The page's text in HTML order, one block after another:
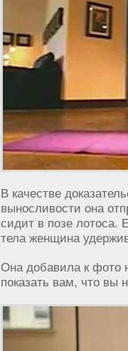
В качестве
выносливости она
сидит в позе лотоса.
тела женщина
Она добавила к фото
показать вам, что вы